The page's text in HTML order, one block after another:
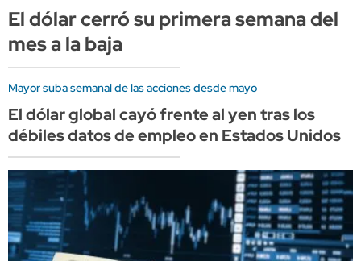
El dólar cerró su primera semana del
mes a la baja
Mayor suba semanal de las acciones desde mayo
El dólar global cayó frente al yen tras los
débiles datos de empleo en Estados Unidos